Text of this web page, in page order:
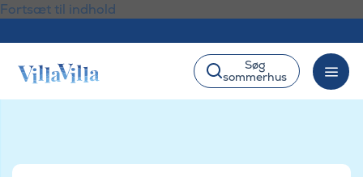
Fortsæt til indhold
Søg
sommerhus